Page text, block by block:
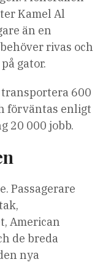
Kamel Al
än en
rivas och
gator.
600
förväntas enligt
20 000 jobb.
Passagerare
American
de breda
nya